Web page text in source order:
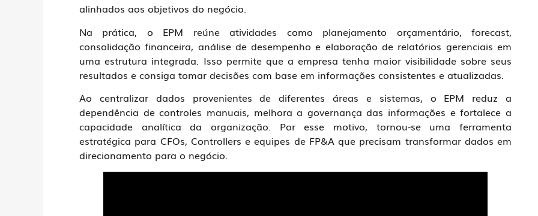
alinhados aos objetivos do negócio.
Na prática, o EPM reúne atividades como planejamento orçamentário, forecast,
consolidação financeira, análise de desempenho e elaboração de relatórios gerenciais em
uma estrutura integrada. Isso permite que a empresa tenha maior visibilidade sobre seus
resultados e consiga tomar decisões com base em informações consistentes e atualizadas.
Ao centralizar dados provenientes de diferentes áreas e sistemas, o EPM reduz a
dependência de controles manuais, melhora a governança das informações e fortalece a
capacidade analítica da organização. Por esse motivo, tornou-se uma ferramenta
estratégica para CFOs, Controllers e equipes de FP&A que precisam transformar dados em
direcionamento para o negócio.